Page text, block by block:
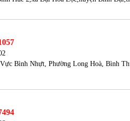
Bình Nhựt, Phường Long Hoà, Bình